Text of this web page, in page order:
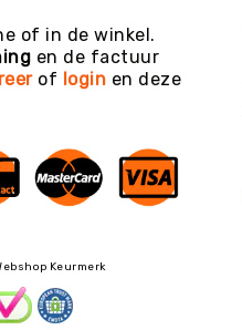
of in de winkel.
en de factuur
of login en deze
Keurmerk